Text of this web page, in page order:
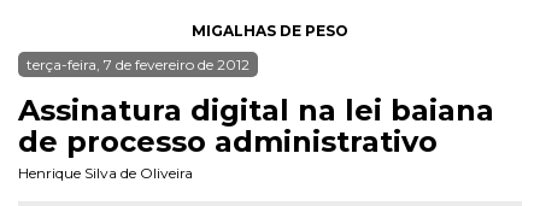
MIGALHAS DE PESO
terça-feira, 7 de fevereiro de 2012
Assinatura digital na lei baiana
de processo administrativo
Henrique Silva de Oliveira